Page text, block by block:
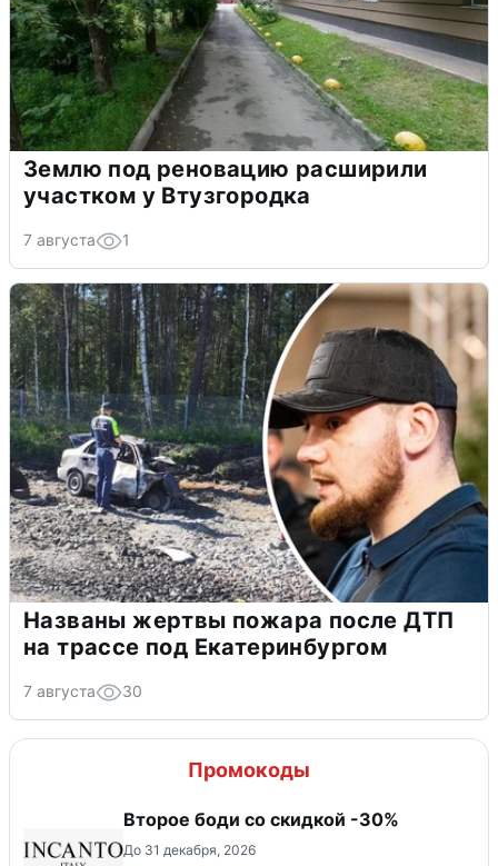
Землю под реновацию расширили
участком у Втузгородка
7 августа 1
Названы жертвы пожара после ДТП
на трассе под Екатеринбургом
7 августа 30
Промокоды
Второе боди со скидкой -30%
До 31 декабря, 2026